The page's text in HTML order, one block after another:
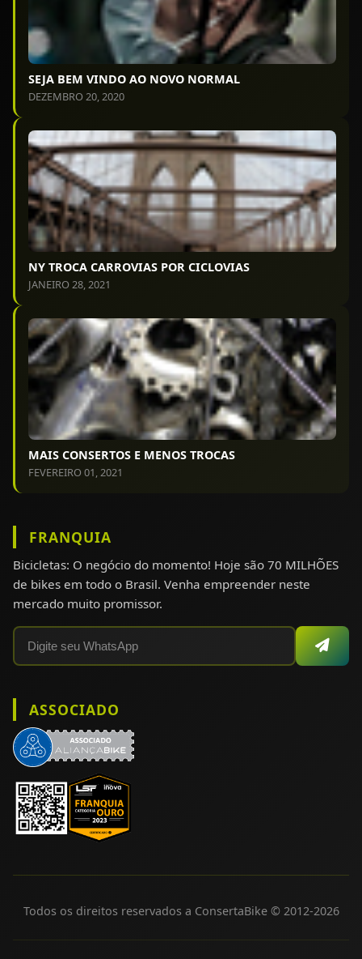
SEJA BEM VINDO AO NOVO NORMAL
DEZEMBRO 20, 2020
NY TROCA CARROVIAS POR CICLOVIAS
JANEIRO 28, 2021
MAIS CONSERTOS E MENOS TROCAS
FEVEREIRO 01, 2021
FRANQUIA
Bicicletas: O negócio do momento! Hoje são 70 MILHÕES
de bikes em todo o Brasil. Venha empreender neste
mercado muito promissor.
ASSOCIADO
Todos os direitos reservados a ConsertaBike © 2012-2026